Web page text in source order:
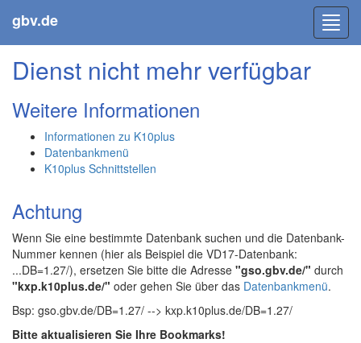
gbv.de
Dienst nicht mehr verfügbar
Weitere Informationen
Informationen zu K10plus
Datenbankmenü
K10plus Schnittstellen
Achtung
Wenn Sie eine bestimmte Datenbank suchen und die Datenbank-
Nummer kennen (hier als Beispiel die VD17-Datenbank:
...DB=1.27/), ersetzen Sie bitte die Adresse "gso.gbv.de/" durch
"kxp.k10plus.de/" oder gehen Sie über das Datenbankmenü.
Bsp: gso.gbv.de/DB=1.27/ --> kxp.k10plus.de/DB=1.27/
Bitte aktualisieren Sie Ihre Bookmarks!